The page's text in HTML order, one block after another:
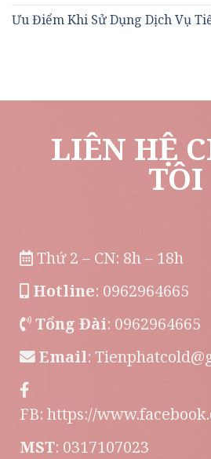
Ưu Điểm Khi Sử Dụng Dịch Vụ
LIÊN HỆ
TÔI
Thứ 2 – CN: 8h – 18h
Hotline: 0962964665
Tổng Đài: 0962964665
Email:
FB: https://
MST: 0317107023